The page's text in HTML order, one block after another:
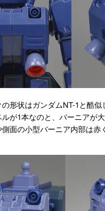
形状はガンダムNT-1と酷似
が1本なのと、バーニアが
側面の小型バーニア内部は赤